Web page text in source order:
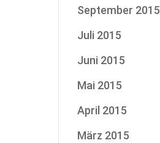
September 2015
Juli 2015
Juni 2015
Mai 2015
April 2015
März 2015